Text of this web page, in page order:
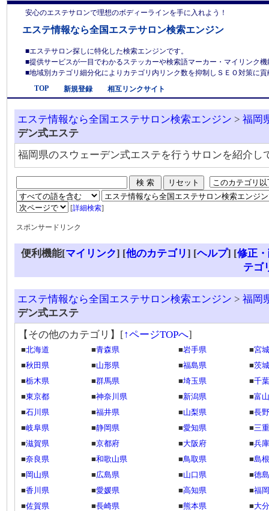
安心のエステサロンで理想のボディーラインを手に入れよう！
エステ情報なら全国エステサロン検索エンジン
■エステサロン探しに特化した検索エンジンです。
■提供サービスが一目でわかるステッカーや検索語マーカー・マイリンク
■地域別カテゴリ細分化によりカテゴリ内リンク数を抑制しＳＥＯ対策に
TOP
新規登録 相互リンクサイト
エステ情報なら全国エステサロン検索エンジン > 福岡
デン式エステ
福岡県のスウェーデン式エステを行うサロンを紹介し
[詳細検索]
スポンサードリンク
便利機能[マイリンク] [他のカテゴリ] [ヘルプ] [修正
テゴ
エステ情報なら全国エステサロン検索エンジン > 福岡
デン式エステ
【その他のカテゴリ】 [↑ページTOPへ]
■北海道 ■青森県 ■岩手県 ■宮
■秋田県 ■山形県 ■福島県 ■茨
■栃木県 ■群馬県 ■埼玉県 ■千
■東京都 ■神奈川県 ■新潟県 ■富
■石川県 ■福井県 ■山梨県 ■長
■岐阜県 ■静岡県 ■愛知県 ■三
■滋賀県 ■京都府 ■大阪府 ■兵
■奈良県 ■和歌山県 ■鳥取県 ■島
■ 岡山県 ■広島県 ■山口県 ■徳
■香川県 ■愛媛県 ■高知県 ■福
■佐賀県 ■長崎県 ■熊本県 ■大